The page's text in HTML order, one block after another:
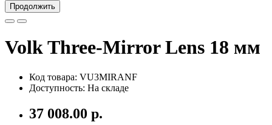
Продолжить
Volk Three-Mirror Lens 18 мм
Код товара: VU3MIRANF
Доступность: На складе
37 008.00 р.